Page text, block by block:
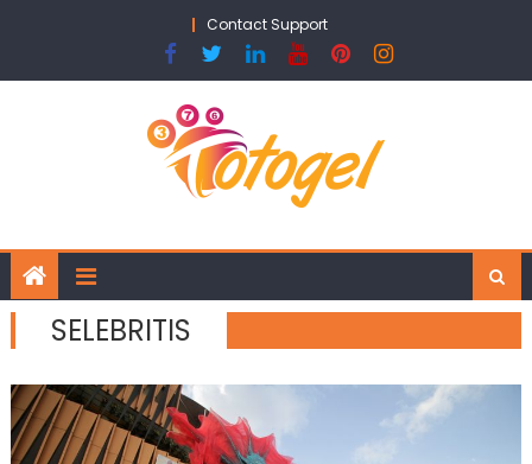
Contact Support
SELEBRITIS